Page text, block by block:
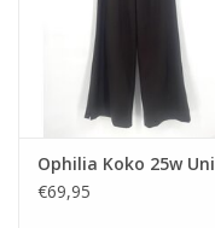
Ophilia Koko 25w Uni
€69,95